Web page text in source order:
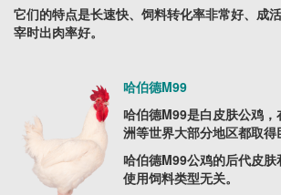
它们的特点是长速快、饲料转化率非常好、成
宰时出肉率好。
哈伯德M99
哈伯德M99是白皮肤公鸡
洲等世界大部分地区都取得
哈伯德M99公鸡的后代皮
使用饲料类型无关。